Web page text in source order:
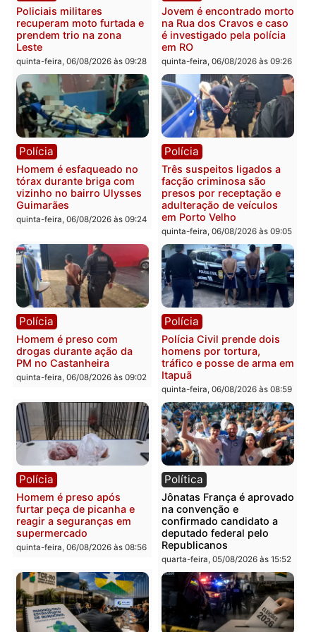
Tragédia na BR-364:
colisão entre caminhão e
carro deixa quatro mortos
em Porto Velho
quinta-feira, 06/08/2026 às 20:51
Ministro Dias Tofolli , do
TSE, determina
e processamento da
que pode levar à perda
mandato da prefeita de
Pimenta Bueno
quinta-feira, 06/08/2026 às
Polícia
Policiais militares
prendem trio na zona
Leste
quinta-feira, 06/08/2026 às 09:28
Polícia
Jovem é encontrado
na Rua dos Cravos e
é investigado pela
em RO
quinta-feira, 06/08/2026 às
Polícia
tórax durante briga com
vizinho no bairro Ulysses
Guimarães
quinta-feira, 06/08/2026 às 09:24
Polícia
Três suspeitos ligados a
facção criminosa são
presos por receptação e
adulteração de veículos
em Porto Velho
quinta-feira, 06/08/2026 às
Homem é preso com
drogas durante ação da
PM no Castanheira
Polícia
Polícia Civil prende dois
homens por tortura,
tráfico e posse de arma
Itapuã